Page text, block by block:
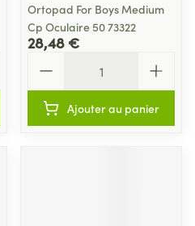
Ortopad For Boys Medium
Cp Oculaire 50 73322
28,48 €
Ajouter au panier